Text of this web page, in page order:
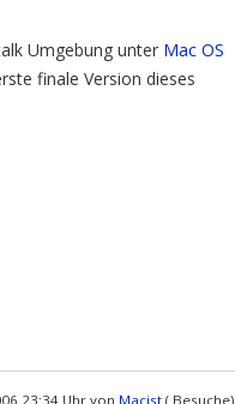
Umgebung unter Mac OS
finale Version dieses
23:34 Uhr von Macist ( Besuche)